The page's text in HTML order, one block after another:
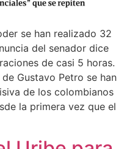
se han realizado 32
del senador dice
de casi 5 horas.
Gustavo Petro se han
de los colombianos
la primera vez que el